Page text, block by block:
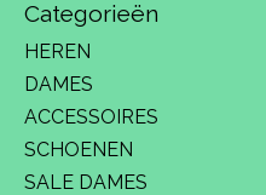
Categorieën
HEREN
DAMES
ACCESSOIRES
SCHOENEN
SALE DAMES